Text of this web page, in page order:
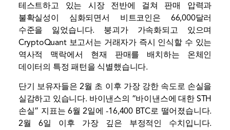
테스트하고 있는 시장 전반에 걸쳐 판매 압력과
불확실성이 심화되면서 비트코인은 66,000달러
수준을 잃었습니다. 붕괴가 가속화되고 있으며
CryptoQuant 보고서는 거래자가 즉시 인식할 수 있는
역사적 맥락에서 현재 판매를 배치하는 온체인
데이터의 특정 패턴을 식별했습니다.
단기 보유자들은 2월 초 이후 가장 강한 속도로 손실을
실감하고 있습니다. 바이낸스의 “바이낸스에 대한 STH
손실” 지표는 6월 2일에 -16,400 BTC로 떨어졌습니다.
2월 6일 이후 가장 깊은 부정적인 수치입니다.